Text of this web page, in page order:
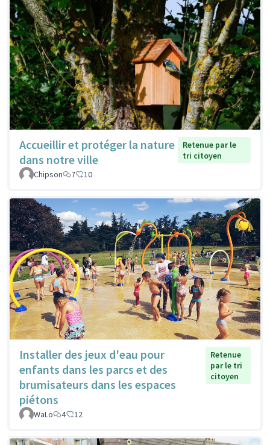
Accueillir et protéger la nature
dans notre ville
Retenue par le
tri citoyen
Chipson
7 10
Installer des jeux d'eau pour
enfants dans les parcs et des
brumisateurs dans les espaces
piétons
Retenue
par le tri
citoyen
WaLo 4 12